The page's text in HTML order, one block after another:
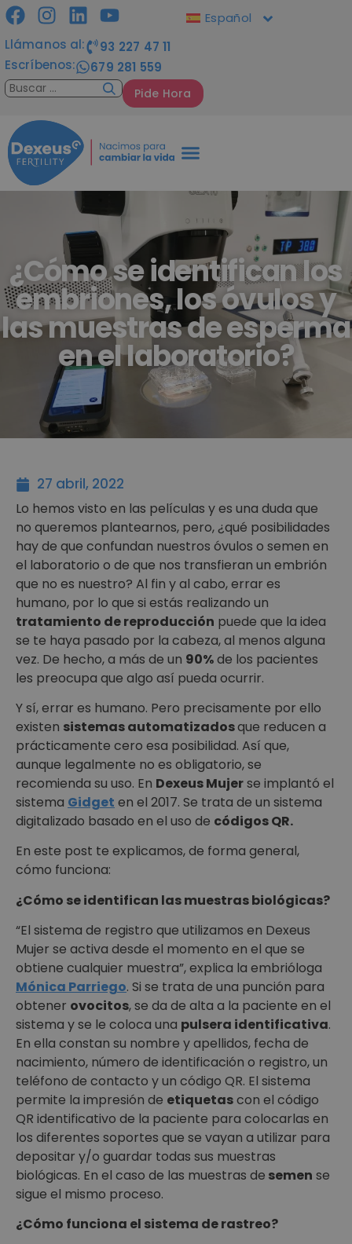
Llámanos al:
93 227 47 11
Escríbenos:
679 281 559
Pide Hora
Español
¿Cómo se identifican los
embriones, los óvulos y
las muestras de esperma
en el laboratorio?
27 abril, 2022
Lo hemos visto en las películas y es una duda que
no queremos plantearnos, pero, ¿qué posibilidades
hay de que confundan nuestros óvulos o semen en
el laboratorio o de que nos transfieran un embrión
que no es nuestro? Al fin y al cabo, errar es
humano, por lo que si estás realizando un
tratamiento de reproducción puede que la idea
se te haya pasado por la cabeza, al menos alguna
vez. De hecho, a más de un 90%de los pacientes
les preocupa que algo así pueda ocurrir.
Y sí, errar es humano. Pero precisamente por ello
existen sistemas automatizadosque reducen a
prácticamente cero esa posibilidad. Así que,
aunque legalmente no es obligatorio, se
recomienda su uso. En Dexeus Mujerse implantó el
sistema Gidget en el 2017. Se trata de un sistema
digitalizado basado en el uso de códigos QR.
En este post te explicamos, de forma general,
cómo funciona:
¿Cómo se identifican las muestras biológicas?
“El sistema de registro que utilizamos en Dexeus
Mujer se activa desde el momento en el que se
obtiene cualquier muestra”, explica la embrióloga
Mónica Parriego. Si se trata de una punción para
obtener ovocitos, se da de alta a la paciente en el
sistema y se le coloca una pulsera identificativa.
En ella constan su nombre y apellidos, fecha de
nacimiento, número de identificación o registro, un
teléfono de contacto y un código QR. El sistema
permite la impresión de etiquetascon el código
QR identificativo de la paciente para colocarlas en
los diferentes soportes que se vayan a utilizar para
depositar y/o guardar todas sus muestras
biológicas. En el caso de las muestras de semen se
sigue el mismo proceso.
¿Cómo funciona el sistema de rastreo?